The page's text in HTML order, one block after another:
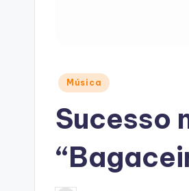
Posted
Música
Sucesso